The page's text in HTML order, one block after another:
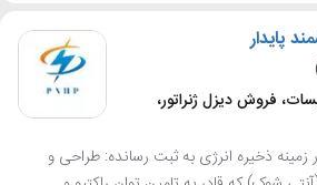
پایدار
فروش دیزل ژنراتور،
زمینه ذخیره انرژی به ثبت رسانده: طراحی و